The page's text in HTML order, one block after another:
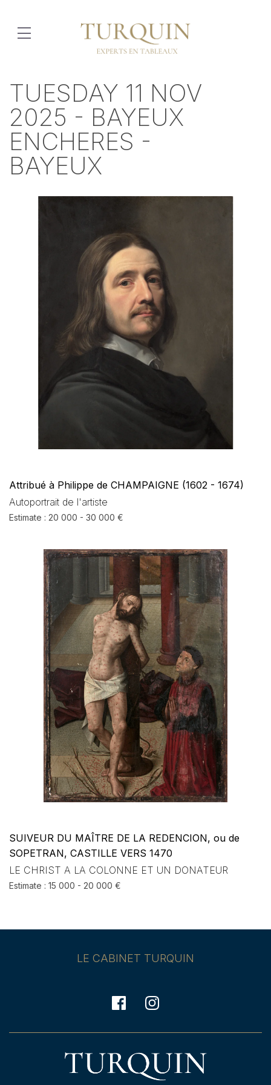
TUESDAY 11 NOV
2025 - BAYEUX
ENCHERES -
BAYEUX
Attribué à Philippe de CHAMPAIGNE (1602 - 1674)
Autoportrait de l'artiste
Estimate : 20 000 - 30 000 €
SUIVEUR DU MAÎTRE DE LA REDENCION, ou de
SOPETRAN, CASTILLE VERS 1470
LE CHRIST A LA COLONNE ET UN DONATEUR
Estimate : 15 000 - 20 000 €
LE CABINET TURQUIN